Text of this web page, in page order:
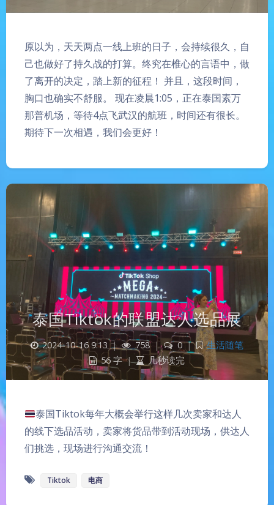
原以为，天天两点一线上班的日子，会持续很久，自
己也做好了持久战的打算。终究在椎心的言语中，做
了离开的决定，踏上新的征程！ 并且，这段时间，
胸口也确实不舒服。 现在凌晨1:05，正在泰国素万
那普机场，等待4点飞武汉的航班，时间还有很长。
期待下一次相遇，我们会更好！
泰国Tiktok的联盟达人选品展
2024-10-16 9:13 | 758 | 0 |
生活随笔
56 字 | 几秒读完
泰国Tiktok每年大概会举行这样几次卖家和达人
的线下选品活动，卖家将货品带到活动现场，供达人
们挑选，现场进行沟通交流！
Tiktok 电商